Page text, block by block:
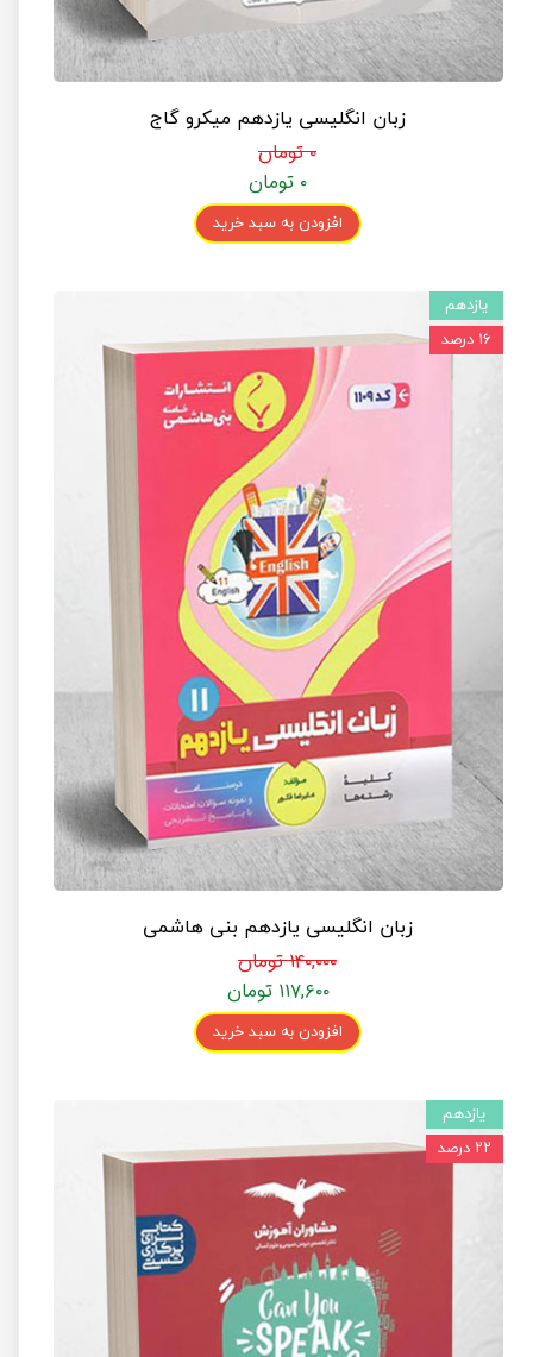
زبان انگلیسی یازدهم میکرو گاج
۰ تومان
۰ تومان
افزودن به سبد خرید
زبان انگلیسی یازدهم بنی هاشمی
۱۴۰,۰۰۰ تومان
۱۱۷,۶۰۰ تومان
افزودن به سبد خرید
یازدهم
۱۶ درصد
یازدهم
۲۲ درصد